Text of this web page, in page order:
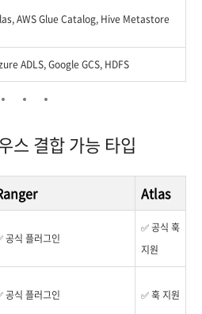
AWS Glue Catalog, Hive Metastore
ADLS, Google GCS, HDFS
스 결합 가능 타입
Atlas
공식 플러그인
✅ 공식 훅
지원
공식 플러그인 ✅ 훅 지원